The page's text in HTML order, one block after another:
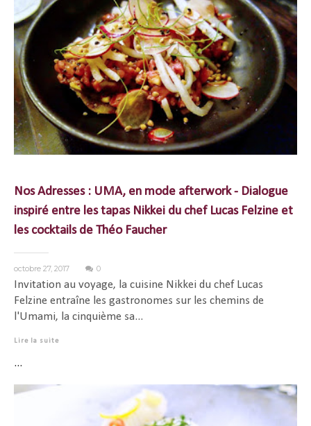
Nos Adresses : UMA, en mode afterwork - Dialogue
inspiré entre les tapas Nikkei du chef Lucas Felzine et
les cocktails de Théo Faucher
octobre 27, 2017 0
Invitation au voyage, la cuisine Nikkei du chef Lucas
Felzine entraîne les gastronomes sur les chemins de
l'Umami, la cinquième sa...
Lire la suite
...